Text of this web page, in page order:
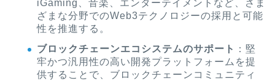
iGaming、音楽、エンターテイメントなど、さま
ざまな分野でのWeb3テクノロジーの採用と可能
性を推進する。
ブロックチェーンエコシステムのサポート
：堅
牢かつ汎用性の高い開発プラットフォームを提
供することで、ブロックチェーンコミュニティ